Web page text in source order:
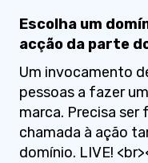
Escolha um
acção da parte
Um invocamento
pessoas a fazer
marca. Precisa
chamada à ação
domínio. LIVE!